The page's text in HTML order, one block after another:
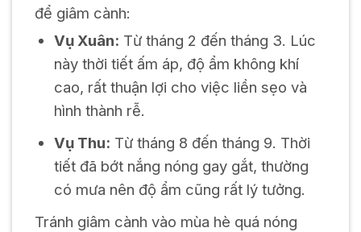
để giâm cành:
Vụ Xuân: Từ tháng 2 đến tháng 3. Lúc
này thời tiết ấm áp, độ ẩm không khí
cao, rất thuận lợi cho việc liền sẹo và
hình thành rễ.
Vụ Thu: Từ tháng 8 đến tháng 9. Thời
tiết đã bớt nắng nóng gay gắt, thường
có mưa nên độ ẩm cũng rất lý tưởng.
Tránh giâm cành vào mùa hè quá nóng